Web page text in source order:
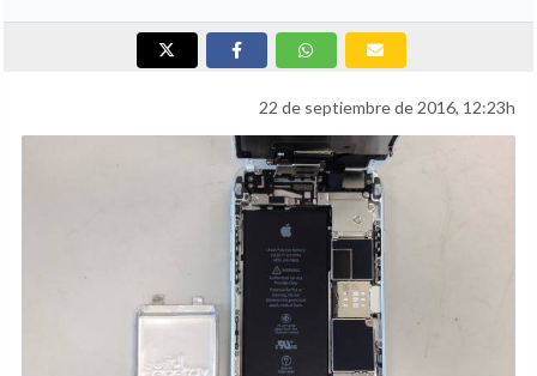
22 de septiembre de 2016, 12:23h